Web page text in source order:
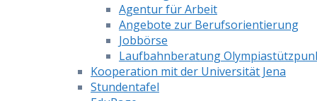
Agentur für Arbeit
Angebote zur Berufsorientierung
Jobbörse
Laufbahnberatung
Kooperation mit der Universität Jena
Stundentafel